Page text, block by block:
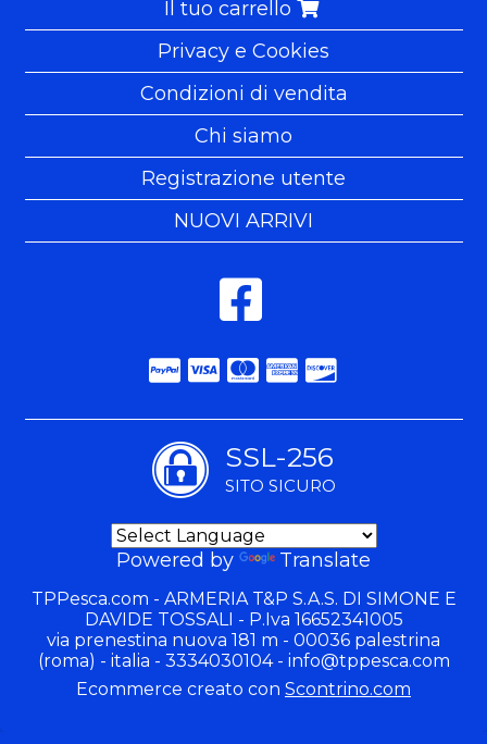
Il tuo carrello
Privacy e Cookies
Condizioni di vendita
Chi siamo
Registrazione utente
NUOVI ARRIVI
SSL-256
SITO SICURO
Powered by Translate
TPPesca.com - ARMERIA T&P S.A.S. DI SIMONE E
DAVIDE TOSSALI - P.Iva 16652341005
via prenestina nuova 181 m - 00036 palestrina
(roma) - italia - 3334030104 - info@tppesca.com
Ecommerce creato con Scontrino.com